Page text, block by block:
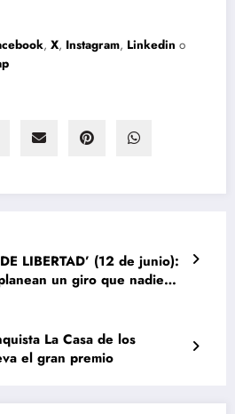
, X, Instagram, Linkedin o
LIBERTAD’ (12 de junio):
un giro que nadie
La Casa de los
el gran premio